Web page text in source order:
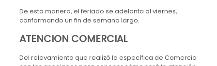
De esta manera, el feriado se adelanta al viernes,
conformando un fin de semana largo.
ATENCION COMERCIAL
Del relevamiento que realizó la específica de Comercio